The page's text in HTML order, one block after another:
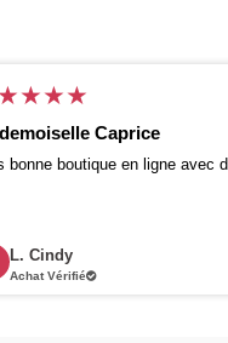
★★★
Caprice
bonne boutique en ligne avec
L. Cindy
Achat Vérifié